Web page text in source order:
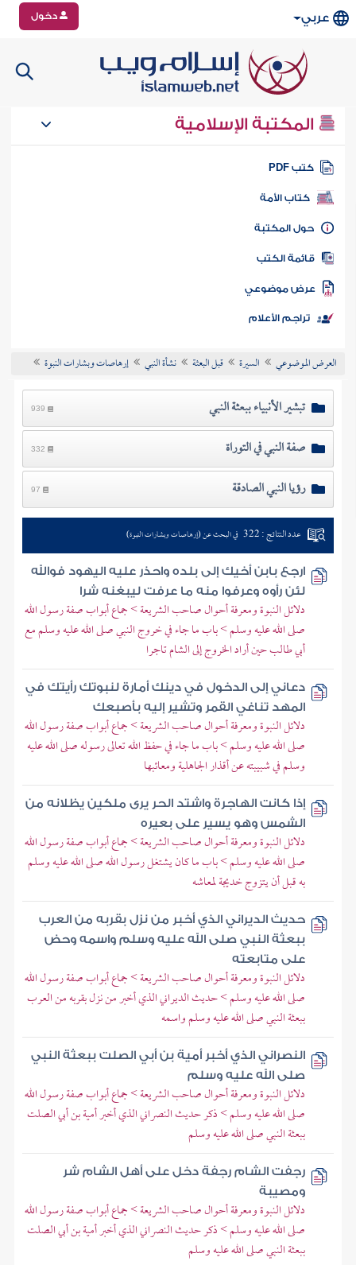
عربي دخول
المكتبة الإسلامية
كتب PDF
كتاب الأمة
المكتبة
الكتب
موضوعي
تراجم الأعلام
العرض الموضوعي السيرة قبل البعثة نشأة النبي إرهاصات وبشارات النبوة
تبشير الأنبياء ببعثة النبي 939
صفة النبي في التوراة 332
رؤيا النبي الصادقة 97
عدد النتائج : 322 في البحث عن (إرهاصات وبشارات النبوة)
ارجع بابن أخيك إلى بلده واحذر عليه اليهود فوالله
لئن رأوه وعرفوا منه ما عرفت ليبغنه شرا
دلائل النبوة ومعرفة أحوال صاحب الشريعة > جماع أبواب صفة رسول الله
صلى الله عليه وسلم > باب ما جاء في خروج النبي صلى الله عليه وسلم مع
أبي طالب حين أراد الخروج إلى الشام تاجرا
دعاني إلى الدخول في دينك أمارة لنبوتك رأيتك في
المهد تناغي القمر وتشير إليه بأصبعك
دلائل النبوة ومعرفة أحوال صاحب الشريعة > جماع أبواب صفة رسول الله
صلى الله عليه وسلم > باب ما جاء في حفظ الله تعالى رسوله صلى الله عليه
وسلم في شبيبته عن أقذار الجاهلية ومعائبها
إذا كانت الهاجرة واشتد الحر يرى ملكين يظلانه من
الشمس وهو يسير على بعيره
دلائل النبوة ومعرفة أحوال صاحب الشريعة > جماع أبواب صفة رسول الله
صلى الله عليه وسلم > باب ما كان يشتغل رسول الله صلى الله عليه وسلم
به قبل أن يتزوج خديجة لمعاشه
حديث الديراني الذي أخبر من نزل بقربه من العرب
ببعثة النبي صلى الله عليه وسلم واسمه وحض
على متابعته
دلائل النبوة ومعرفة أحوال صاحب الشريعة > جماع أبواب صفة رسول الله
صلى الله عليه وسلم > حديث الديراني الذي أخبر من نزل بقربه من العرب
ببعثة النبي صلى الله عليه وسلم واسمه
النصراني الذي أخبر أمية بن أبي الصلت ببعثة النبي
صلى الله عليه وسلم
دلائل النبوة ومعرفة أحوال صاحب الشريعة > جماع أبواب صفة رسول الله
صلى الله عليه وسلم > ذكر حديث النصراني الذي أخبر أمية بن أبي الصلت
ببعثة النبي صلى الله عليه وسلم
رجفت الشام رجفة دخل على أهل الشام شر
ومصيبة
دلائل النبوة ومعرفة أحوال صاحب الشريعة > جماع أبواب صفة رسول الله
صلى الله عليه وسلم > ذكر حديث النصراني الذي أخبر أمية بن أبي الصلت
ببعثة النبي صلى الله عليه وسلم